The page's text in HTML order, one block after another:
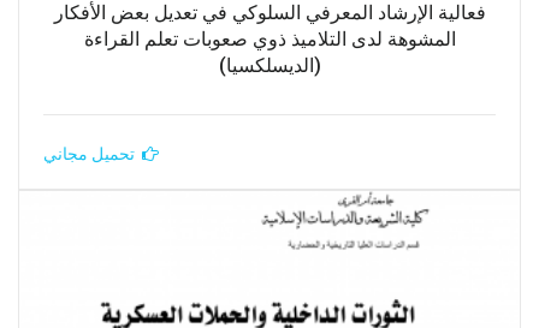
فعالية الإرشاد المعرفي السلوكي في تعديل بعض الأفكار
المشوهة لدى التلاميذ ذوي صعوبات تعلم القراءة
(الديسلكسيا)
تحميل مجاني